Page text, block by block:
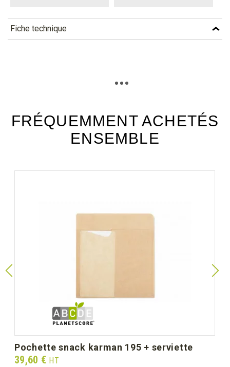
Fiche technique
FRÉQUEMMENT ACHETÉS
ENSEMBLE
pochette snack karman 195 + serviette
Prix
39,60 € HT